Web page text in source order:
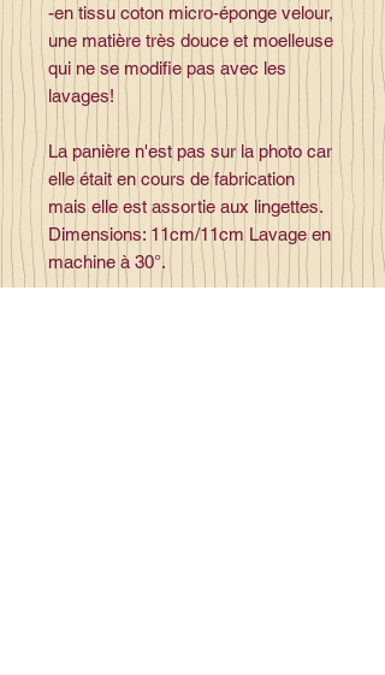
-en tissu coton micro-éponge velour,
une matière très douce et moelleuse
qui ne se modifie pas avec les
lavages!
La panière n'est pas sur la photo car
elle était en cours de fabrication
mais elle est assortie aux lingettes.
Dimensions: 11cm/11cm Lavage en
machine à 30°.